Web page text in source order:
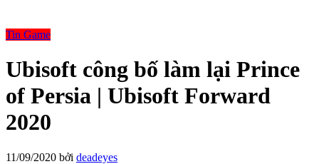
Tin Game
Ubisoft công bố làm lại Prince
of Persia | Ubisoft Forward
2020
11/09/2020 bởi deadeyes